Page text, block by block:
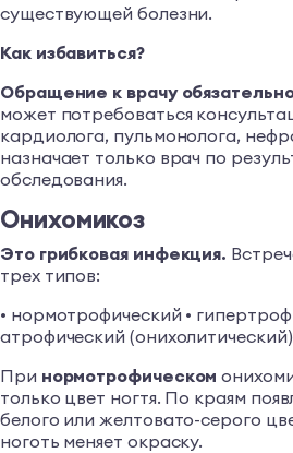
существующей болезни.
Как избавиться?
Обращение к врачу
может потребоваться
кардиолога, пульмонолога,
назначает только врач по
обследования.
Онихомикоз
Это грибковая инфекция.
трех типов:
• нормотрофический •
атрофический (онихолитический)
При нормотрофическом
только цвет ногтя. По краям
белого или желтовато-серого
ноготь меняет окраску.